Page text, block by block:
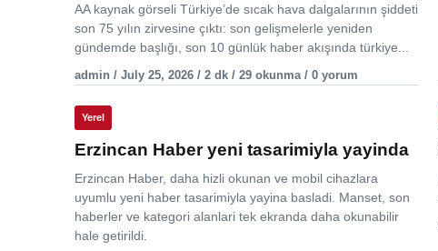
AA kaynak görseli Türkiye’de sıcak hava dalgalarının şiddeti
son 75 yılın zirvesine çıktı: son gelişmelerle yeniden
gündemde başlığı, son 10 günlük haber akışında türkiye...
admin / July 25, 2026 / 2 dk / 29 okunma / 0 yorum
Yerel
Erzincan Haber yeni tasarimiyla yayinda
Erzincan Haber, daha hizli okunan ve mobil cihazlara
uyumlu yeni haber tasarimiyla yayina basladi. Manset, son
haberler ve kategori alanlari tek ekranda daha okunabilir
hale getirildi.